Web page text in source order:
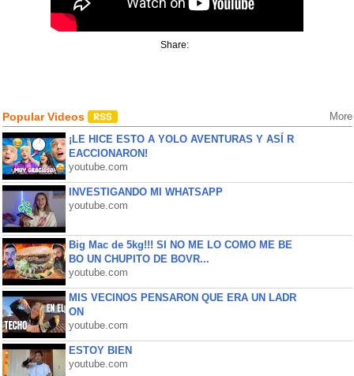
Share:
Popular Videos More
¡LE HICE ESTO A YOLO AVENTURAS Y ASÍ R
EACCIONARON!
youtube.com
INVESTIGANDO MI WHATSAPP
youtube.com
Big Mac de 5kg!!! SI NO ME LO COMO ME BE
BO UN CHUPITO DE BOVR...
youtube.com
MIS VECINOS PENSARON QUE ERA UN LADR
ON
youtube.com
ESTOY BIEN
youtube.com